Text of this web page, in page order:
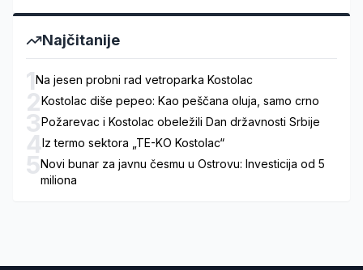
Najčitanije
1Na jesen probni rad vetroparka Kostolac
2Kostolac diše pepeo: Kao peščana oluja, samo crno
3Požarevac i Kostolac obeležili Dan državnosti Srbije
4Iz termo sektora „TE-KO Kostolac“
5Novi bunar za javnu česmu u Ostrovu: Investicija od 5
miliona